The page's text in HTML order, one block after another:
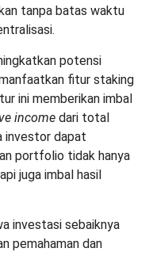
tanpa batas waktu
potensi
fitur staking
ini memberikan imbal
income dari total
investor dapat
portfolio tidak hanya
juga imbal hasil
investasi sebaiknya
pemahaman dan